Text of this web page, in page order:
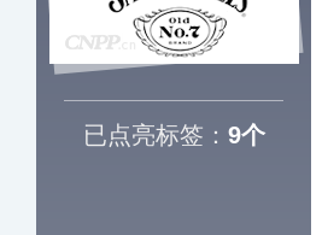
已点亮标签： 9个